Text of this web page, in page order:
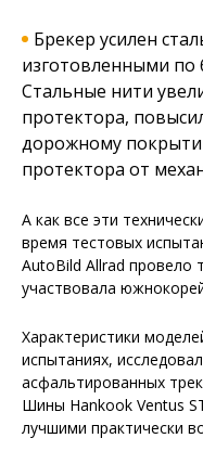
Брекер усилен
изготовленными по
Стальные нити
протектора,
дорожному
протектора от
А как все эти
время тестовых
AutoBild Allrad провело
участвовала
Характеристики
испытаниях,
асфальтированных
Шины Hankook Ventus
лучшими практически